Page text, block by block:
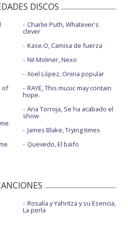
DISCOS
of
Charlie Puth, Whatever's
clever
Kase.O, Camisa de fuerza
Nil Moliner, Nexo
Xoel López, Oniria popular
RAYE, This music may contain
hope.
Ana Torroja, Se ha acabado el
show
James Blake, Trying times
Quevedo, El baifo
Rosalía y Yahritza y su Esencia,
La perla